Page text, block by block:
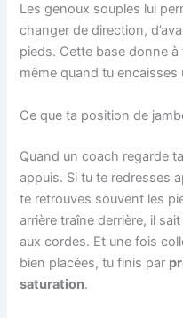
Les genoux souples lui
changer de direction,
pieds. Cette base donne
même quand tu encaisses
Ce que ta position de
Quand un coach regarde
appuis. Si tu te redresses
te retrouves souvent les
arrière traîne derrière, il
aux cordes. Et une fois
bien placées, tu finis par
saturation.